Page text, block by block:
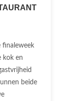
finaleweek
kok en
beide